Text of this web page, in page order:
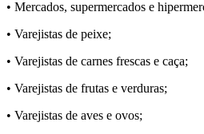
• Mercados, supermercados e
• Varejistas de peixe;
• Varejistas de carnes frescas e caça;
• Varejistas de frutas e verduras;
• Varejistas de aves e ovos;